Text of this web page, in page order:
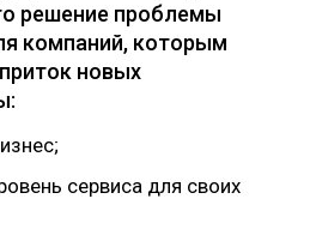
решение проблемы
компаний, которым
новых
сервиса для своих